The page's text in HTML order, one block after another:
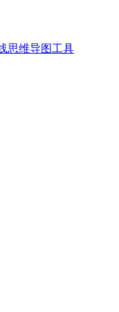
思维导图工具